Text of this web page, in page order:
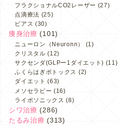
フラクショナルCO2レーザー (27)
点滴療法 (25)
ピアス (30)
痩身治療 (101)
ニューロン（Neuronn）
(1)
クリスタル (12)
サクセンダ(GLPー1ダイエット) (11)
ふくらはぎボトックス (2)
ダイエット (63)
メソセラピー (16)
ライポソニックス (8)
シワ治療 (286)
たるみ治療 (313)